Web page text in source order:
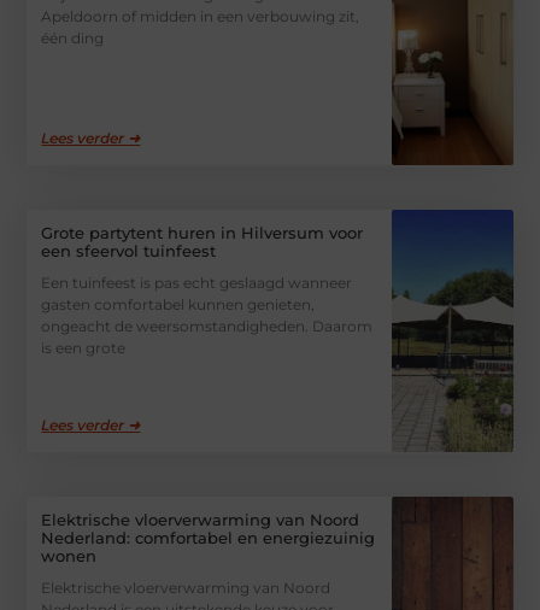
Apeldoorn of midden in een verbouwing zit,
één ding
Lees verder ➜
Grote partytent huren in Hilversum voor
een sfeervol tuinfeest
Een tuinfeest is pas echt geslaagd wanneer
gasten comfortabel kunnen genieten,
ongeacht de weersomstandigheden. Daarom
is een grote
Lees verder ➜
Elektrische vloerverwarming van Noord
Nederland: comfortabel en energiezuinig
wonen
Elektrische vloerverwarming van Noord